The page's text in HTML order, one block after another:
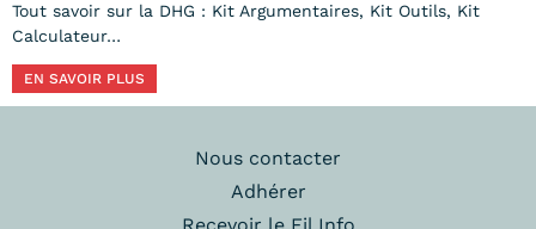
Tout savoir sur la DHG : Kit Argumentaires, Kit Outils, Kit
Calculateur…
EN SAVOIR PLUS
Nous contacter
Adhérer